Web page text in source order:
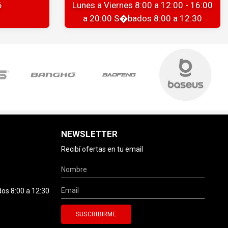
Lunes a Viernes 8:00 a 12:00 - 16:00
a 20:00 S�bados 8:00 a 12:30
8:00 a 12:30
NEWSLETTER
Recibí ofertas en tu email